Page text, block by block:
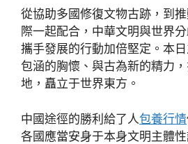
從協助多國修復文物古跡，到
際一起配合，中華文明與世界
攜手發展的行動加倍堅定。本
包涵的胸懷、與古為新的精力
地，矗立于世界東方。
中國途徑的勝利給了人包養行情
各國應當安身于本身文明主體